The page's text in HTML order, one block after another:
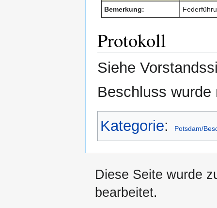
Bemerkung:
Protokoll
Siehe
Beschluss wurde
Kategorie: Potsdam/
Diese Seite wurde
bearbeitet.